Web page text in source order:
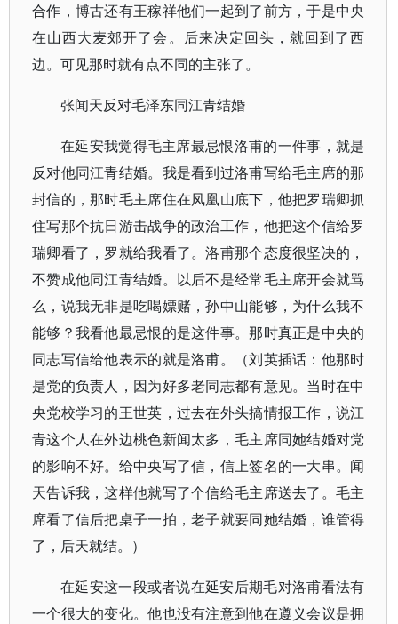
合作，博古还有王稼祥他们一起到了前方，于是中央
在山西大麦郊开了会。后来决定回头，就回到了西
边。可见那时就有点不同的主张了。
张闻天反对毛泽东同江青结婚
在延安我觉得毛主席最忌恨洛甫的一件事，就是
反对他同江青结婚。我是看到过洛甫写给毛主席的那
封信的，那时毛主席住在凤凰山底下，他把罗瑞卿抓
住写那个抗日游击战争的政治工作，他把这个信给罗
瑞卿看了，罗就给我看了。洛甫那个态度很坚决的，
不赞成他同江青结婚。以后不是经常毛主席开会就骂
么，说我无非是吃喝嫖赌，孙中山能够，为什么我不
能够？我看他最忌恨的是这件事。那时真正是中央的
同志写信给他表示的就是洛甫。（刘英插话：他那时
是党的负责人，因为好多老同志都有意见。当时在中
央党校学习的王世英，过去在外头搞情报工作，说江
青这个人在外边桃色新闻太多，毛主席同她结婚对党
的影响不好。给中央写了信，信上签名的一大串。闻
天告诉我，这样他就写了个信给毛主席送去了。毛主
席看了信后把桌子一拍，老子就要同她结婚，谁管得
了，后天就结。）
在延安这一段或者说在延安后期毛对洛甫看法有
一个很大的变化。他也没有注意到他在遵义会议是拥